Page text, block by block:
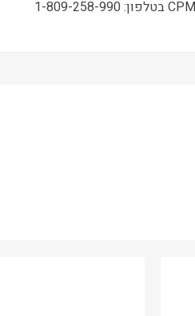
תמיכה טכנית, שירות ואחריות ONSITE ע"י מעבדות CPM בטלפון: 1-809-258-990